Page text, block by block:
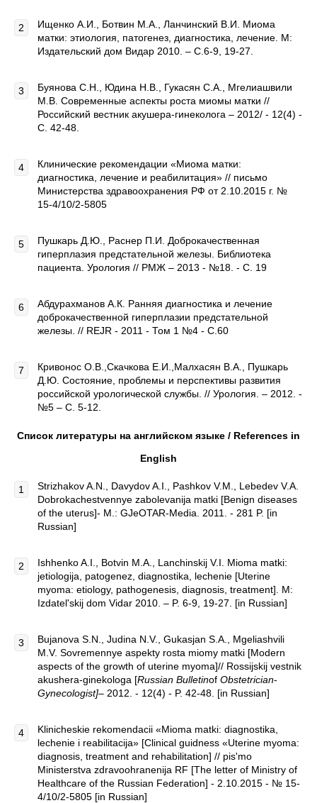
Ищенко А.И., Ботвин М.А., Ланчинский В.И. Миома
матки: этиология, патогенез, диагностика, лечение. М:
Издательский дом Видар 2010. – С.6-9, 19-27.
Буянова С.Н., Юдина Н.В., Гукасян С.А., Мгелиашвили
М.В. Современные аспекты роста миомы матки //
Российский вестник акушера-гинеколога – 2012/ - 12(4) -
С. 42-48.
Клинические рекомендации «Миома матки:
диагностика, лечение и реабилитация» // письмо
Министерства здравоохранения РФ от 2.10.2015 г. №
15-4/10/2-5805
Пушкарь Д.Ю., Раснер П.И. Доброкачественная
гиперплазия предстательной железы. Библиотека
пациента. Урология // РМЖ – 2013 - №18. - С. 19
Абдурахманов А.К. Ранняя диагностика и лечение
доброкачественной гиперплазии предстательной
железы. // REJR - 2011 - Том 1 №4 - С.60
Кривонос О.В.,Скачкова Е.И.,Малхасян В.А., Пушкарь
Д.Ю. Состояние, проблемы и перспективы развития
российской урологической службы. // Урология. – 2012. -
№5 – С. 5-12.
Список литературы на английском языке / References in
English
Strizhakov A.N., Davydov A.I., Pashkov V.M., Lebedev V.A.
Dobrokachestvennye zabolevanija matki [Benign diseases
of the uterus]- M.: GJeOTAR-Media. 2011. - 281 P. [in
Russian]
Ishhenko A.I., Botvin M.A., Lanchinskij V.I. Mioma matki:
jetiologija, patogenez, diagnostika, lechenie [Uterine
myoma: etiology, pathogenesis, diagnosis, treatment]. M:
Izdatel'skij dom Vidar 2010. – P. 6-9, 19-27. [in Russian]
Bujanova S.N., Judina N.V., Gukasjan S.A., Mgeliashvili
M.V. Sovremennye aspekty rosta miomy matki [Modern
aspects of the growth of uterine myoma]// Rossijskij vestnik
akushera-ginekologa [Russian Bulletinof Obstetrician-
Gynecologist]– 2012. - 12(4) - P. 42-48. [in Russian]
Klinicheskie rekomendacii «Mioma matki: diagnostika,
lechenie i reabilitacija» [Clinical guidness «Uterine myoma:
diagnosis, treatment and rehabilitation] // pis'mo
Ministerstva zdravoohranenija RF [The letter of Ministry of
Healthcare of the Russian Federation] - 2.10.2015 - № 15-
4/10/2-5805 [in Russian]